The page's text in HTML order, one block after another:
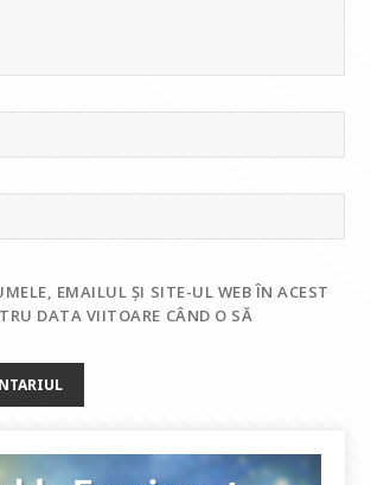
EMAILUL ȘI SITE-UL WEB ÎN ACEST
DATA VIITOARE CÂND O SĂ